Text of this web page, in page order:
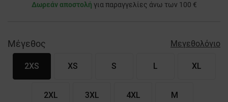
Δωρεάν αποστολή για παραγγελίες άνω των 100 €
Μέγεθος Μεγεθολόγιο
2XS XS S L XL
2XL 3XL 4XL M